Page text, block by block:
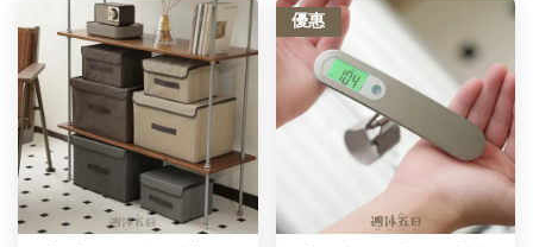
優惠